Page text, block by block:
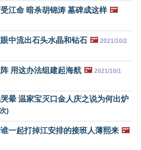
江命 暗杀胡锦涛 墓碑成这样 🖼️
中流出石头水晶和钻石 🖼️ 2021/10/2
用这办法组建起海航 🖼️ 2021/10/1
晕 温家宝灭口金人庆之说为何出炉
次)
一起打掉江安排的接班人薄熙来 🖼️